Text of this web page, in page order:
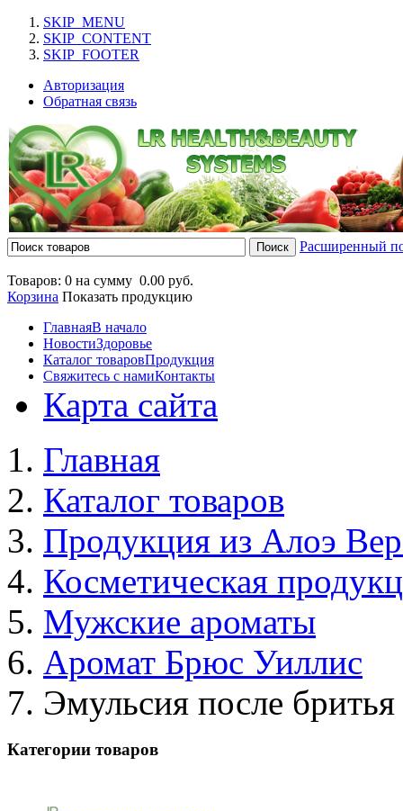
SKIP_MENU
SKIP_CONTENT
SKIP_FOOTER
Авторизация
Обратная связь
Расширенный
Товаров: 0 на сумму 0.00 руб.
Корзина Показать продукцию
ГлавнаяВ начало
НовостиЗдоровье
Каталог товаровПродукция
Свяжитесь с намиКонтакты
Карта сайта
Главная
Каталог товаров
Продукция из Алоэ
Косметическая
Мужские ароматы
Аромат Брюс Уиллис
Эмульсия после
Категории товаров